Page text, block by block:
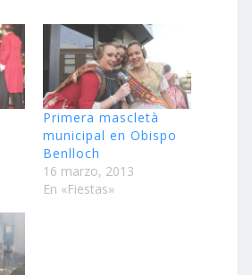
Primera mascletà
municipal en Obispo
Benlloch
16 marzo, 2013
En «Fiestas»